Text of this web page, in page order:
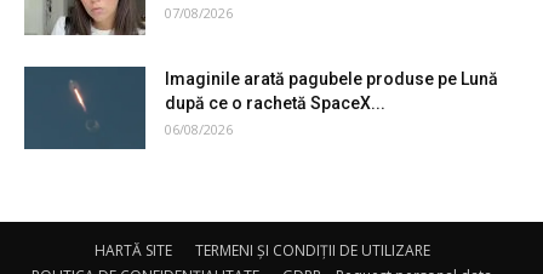
07/08/2026
Imaginile arată pagubele produse pe Lună
după ce o rachetă SpaceX...
06/08/2026
HARTĂ SITE
TERMENI ȘI CONDIȚII DE UTILIZARE